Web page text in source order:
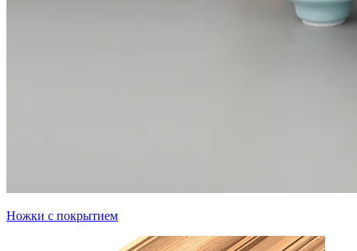
Ножки с покрытием